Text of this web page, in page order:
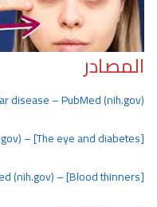
المصادر
disease – PubMed (nih.gov)
[The eye and diabetes] – PubMed (nih.gov)
[Blood thinners] – PubMed (nih.gov)